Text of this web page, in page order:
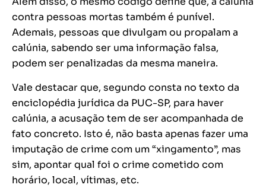
contra pessoas mortas também é punível.
Ademais, pessoas que divulgam ou propalam a
calúnia, sabendo ser uma informação falsa,
podem ser penalizadas da mesma maneira.
Vale destacar que, segundo consta no texto da
enciclopédia jurídica da PUC-SP, para haver
calúnia, a acusação tem de ser acompanhada de
fato concreto. Isto é, não basta apenas fazer uma
imputação de crime com um “xingamento”, mas
sim, apontar qual foi o crime cometido com
horário, local, vítimas, etc.